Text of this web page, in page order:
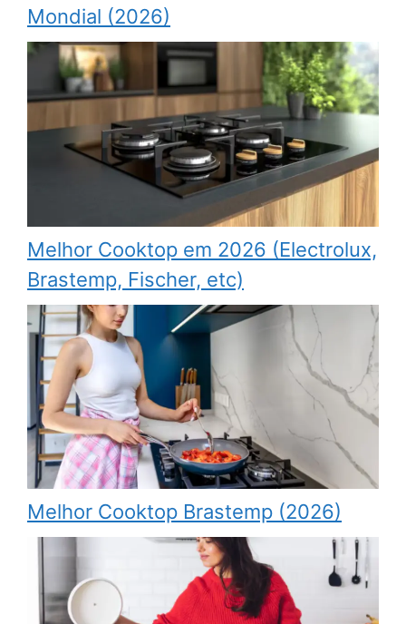
Mondial (2026)
Melhor Cooktop em 2026 (Electrolux,
Brastemp, Fischer, etc)
Melhor Cooktop Brastemp (2026)